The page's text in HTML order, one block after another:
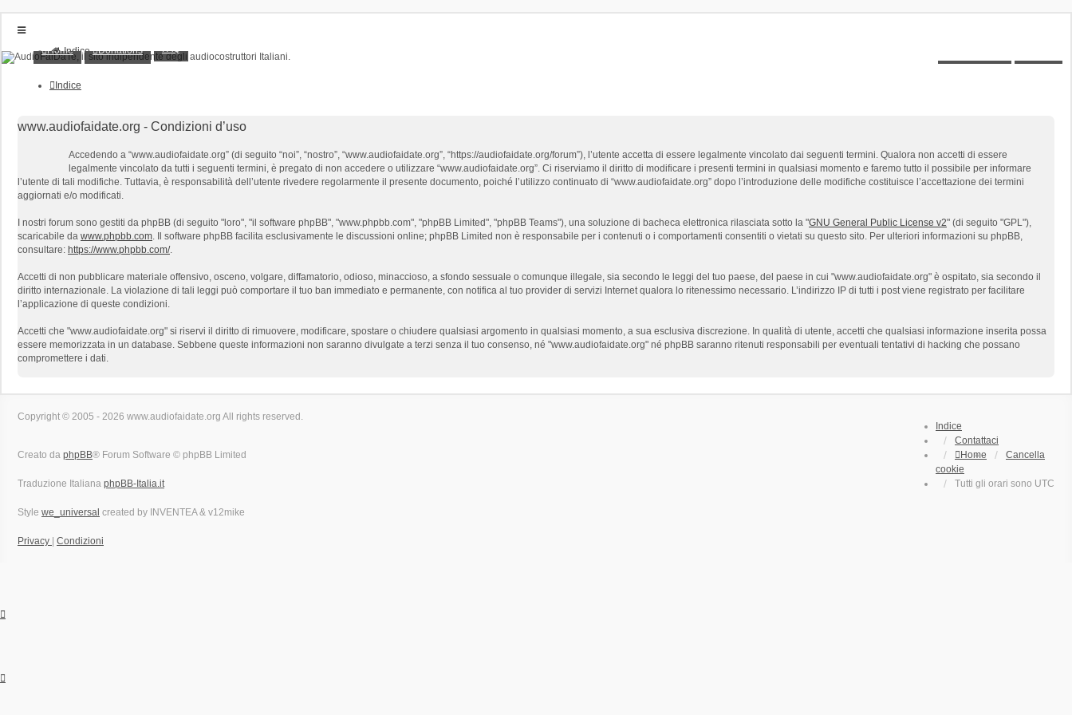
Indice
Home
FAQ
Iscriviti
Home Donations
Indice
www.audiofaidate.org - Condizioni d’uso
Accedendo a “www.audiofaidate.org” (di seguito “noi”, “nostro”, “www.audiofaidate.org”, “https://audiofaidate.org/forum”), l’utente accetta di essere legalmente vincolato dai seguenti termini. Qualora non accetti di essere
legalmente vincolato da tutti i seguenti termini, è pregato di non accedere o utilizzare “www.audiofaidate.org”. Ci riserviamo il diritto di modificare i presenti termini in qualsiasi momento e faremo tutto il possibile per informare
l’utente di tali modifiche. Tuttavia, è responsabilità dell’utente rivedere regolarmente il presente documento, poiché l’utilizzo continuato di “www.audiofaidate.org” dopo l’introduzione delle modifiche costituisce l’accettazione dei termini
aggiornati e/o modificati.
I nostri forum sono gestiti da phpBB (di seguito "loro", "il software phpBB", "www.phpbb.com", "phpBB Limited", "phpBB Teams"), una soluzione di bacheca elettronica rilasciata sotto la "GNU General Public License v2" (di seguito "GPL"),
scaricabile da www.phpbb.com. Il software phpBB facilita esclusivamente le discussioni online; phpBB Limited non è responsabile per i contenuti o i comportamenti consentiti o vietati su questo sito. Per ulteriori informazioni su phpBB,
consultare: https://www.phpbb.com/.
Accetti di non pubblicare materiale offensivo, osceno, volgare, diffamatorio, odioso, minaccioso, a sfondo sessuale o comunque illegale, sia secondo le leggi del tuo paese, del paese in cui "www.audiofaidate.org" è ospitato, sia secondo il
diritto internazionale. La violazione di tali leggi può comportare il tuo ban immediato e permanente, con notifica al tuo provider di servizi Internet qualora lo ritenessimo necessario. L’indirizzo IP di tutti i post viene registrato per facilitare
l’applicazione di queste condizioni.
Accetti che "www.audiofaidate.org" si riservi il diritto di rimuovere, modificare, spostare o chiudere qualsiasi argomento in qualsiasi momento, a sua esclusiva discrezione. In qualità di utente, accetti che qualsiasi informazione inserita possa
essere memorizzata in un database. Sebbene queste informazioni non saranno divulgate a terzi senza il tuo consenso, né "www.audiofaidate.org" né phpBB saranno ritenuti responsabili per eventuali tentativi di hacking che possano
compromettere i dati.
Indice
Contattaci
Home
Cancella
cookie
Tutti gli orari sono UTC
Copyright © 2005 - 2026 www.audiofaidate.org All rights reserved.
Creato da phpBB® Forum Software © phpBB Limited
Traduzione Italiana phpBB-Italia.it
Style we_universal created by INVENTEA & v12mike
Privacy Condizioni